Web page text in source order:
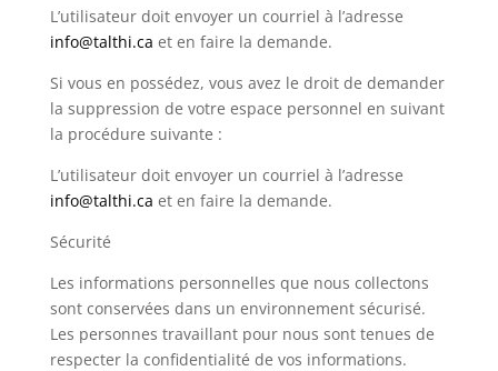
L’utilisateur doit envoyer un courriel à l’adresse
info@talthi.ca et en faire la demande.
Si vous en possédez, vous avez le droit de demander
la suppression de votre espace personnel en suivant
la procédure suivante :
L’utilisateur doit envoyer un courriel à l’adresse
info@talthi.ca et en faire la demande.
Sécurité
Les informations personnelles que nous collectons
sont conservées dans un environnement sécurisé.
Les personnes travaillant pour nous sont tenues de
respecter la confidentialité de vos informations.